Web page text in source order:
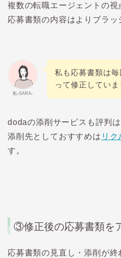
複数の転職エージェントの視
応募書類の内容はよりブラッ
私-SARA-
私も応募書類は毎
って修正していま
dodaの添削サービスも評判
添削先としておすすめは リク
す。
③修正後の応募書類を
応募書類の見直し・添削が